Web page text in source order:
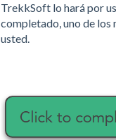
TrekkSoft lo hará por
completado, uno de los
usted.